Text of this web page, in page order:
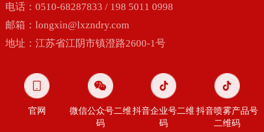
电话：0510-68287833 / 198 5011 0998
邮箱： longxin@lxzndry.com
地址：江苏省江阴市镇澄路2600-1号
官网
微信公众号二维
码
抖音企业号二维
码
抖音喷雾产品号
二维码